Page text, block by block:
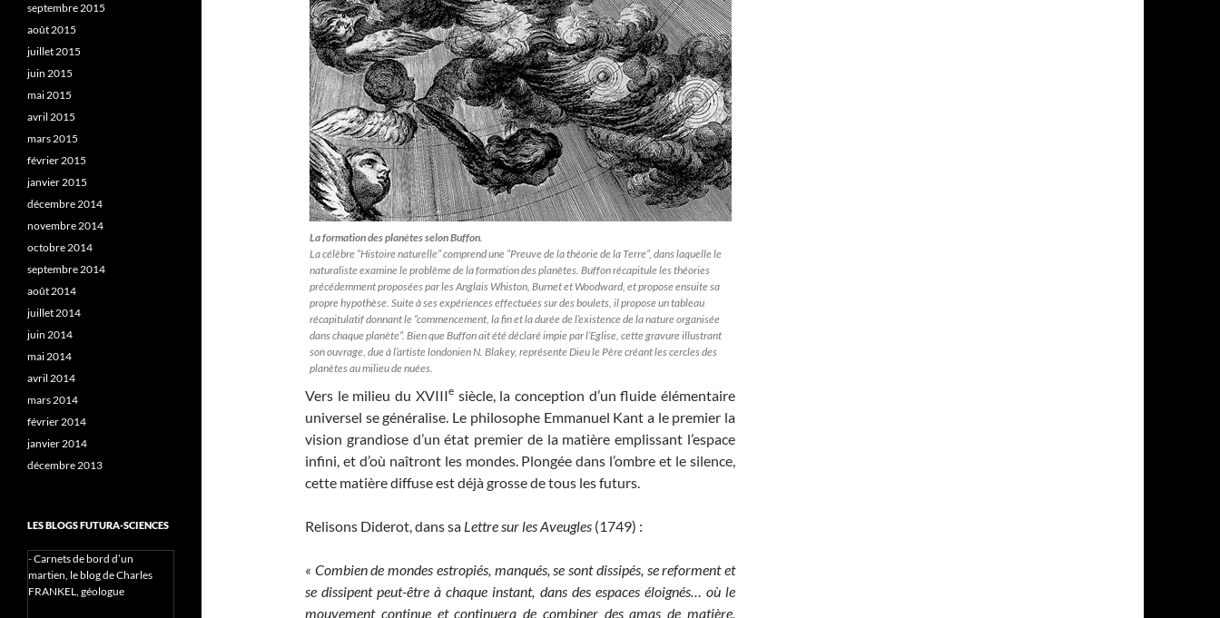
La formation des planètes selon Buffon.
La célèbre “Histoire naturelle” comprend une “Preuve de la théorie de la Terre”, dans laquelle le
naturaliste examine le problème de la formation des planètes. Buffon récapitule les théories
précédemment proposées par les Anglais Whiston, Burnet et Woodward, et propose ensuite sa
propre hypothèse. Suite à ses expériences effectuées sur des boulets, il propose un tableau
récapitulatif donnant le “commencement, la fin et la durée de l’existence de la nature organisée
dans chaque planète”. Bien que Buffon ait été déclaré impie par l’Eglise, cette gravure illustrant
son ouvrage, due à l’artiste londonien N. Blakey, représente Dieu le Père créant les cercles des
planètes au milieu de nuées.
Vers le milieu du XVIIIesiècle, la conception d’un fluide élémentaire
universel se généralise. Le philosophe Emmanuel Kant a le premier la
vision grandiose d’un état premier de la matière emplissant l’espace
infini, et d’où naîtront les mondes. Plongée dans l’ombre et le silence,
cette matière diffuse est déjà grosse de tous les futurs.
Relisons Diderot, dans sa Lettre sur les Aveugles (1749) :
« Combien de mondes estropiés, manqués, se sont dissipés, se reforment et
se dissipent peut-être à chaque instant, dans des espaces éloignés… où le
mouvement continue et continuera de combiner des amas de matière,
septembre 2015
août 2015
juillet 2015
juin 2015
mai 2015
avril 2015
mars 2015
février 2015
janvier 2015
décembre 2014
novembre 2014
octobre 2014
septembre 2014
août 2014
juillet 2014
juin 2014
mai 2014
avril 2014
mars 2014
février 2014
janvier 2014
décembre 2013
LES BLOGS FUTURA-SCIENCES
-Carnets de bord d’un
martien, le blog de Charles
FRANKEL, géologue